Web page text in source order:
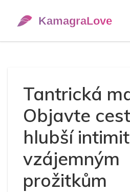
Tantrická
Objavte
hlubší
vzájemným
prožitkům